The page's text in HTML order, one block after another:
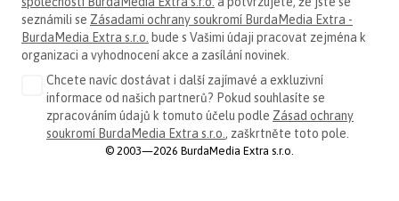
seznámili se Zásadami ochrany soukromí BurdaMedia Extra -
BurdaMedia Extra s.r.o. bude s Vašimi údaji pracovat zejména k
organizaci a vyhodnocení akce a zasílání novinek.
Chcete navíc dostávat i další zajímavé a exkluzivní
informace od našich partnerů? Pokud souhlasíte se
zpracováním údajů k tomuto účelu podle Zásad ochrany
soukromí BurdaMedia Extra s.r.o., zaškrtněte toto pole.
© 2003—2026 BurdaMedia Extra s.r.o.